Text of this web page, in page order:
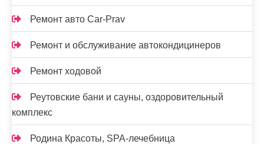
Ремонт авто Car-Prav
Ремонт и обслуживание автокондицинеров
Ремонт ходовой
Реутовские бани и сауны, оздоровительный
комплекс
Родина Красоты, SPA-лечебница